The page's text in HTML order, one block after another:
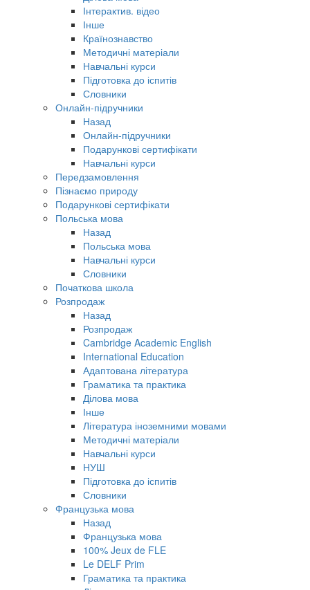
Інтерактив. відео
Інше
Країнознавство
Методичні матеріали
Навчальні курси
Підготовка до іспитів
Словники
Онлайн-підручники
Назад
Онлайн-підручники
Подарункові сертифікати
Навчальні курси
Передзамовлення
Пізнаємо природу
Подарункові сертифікати
Польська мова
Назад
Польська мова
Навчальні курси
Словники
Початкова школа
Розпродаж
Назад
Розпродаж
Cambridge Academic English
International Education
Адаптована література
Граматика та практика
Ділова мова
Інше
Література іноземними мовами
Методичні матеріали
Навчальні курси
НУШ
Підготовка до іспитів
Словники
Французька мова
Назад
Французька мова
100% Jeux de FLE
Le DELF Prim
Граматика та практика